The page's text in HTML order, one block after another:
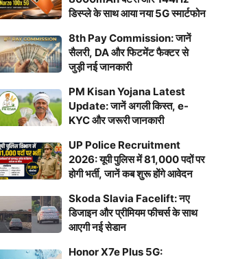
डिस्प्ले के साथ आया नया 5G स्मार्टफोन
8th Pay Commission: जानें
सैलरी, DA और फिटमेंट फैक्टर से
जुड़ी नई जानकारी
PM Kisan Yojana Latest
Update: जानें अगली किस्त, e-
KYC और जरूरी जानकारी
UP Police Recruitment
2026: यूपी पुलिस में 81,000 पदों पर
होगी भर्ती, जानें कब शुरू होंगे आवेदन
Skoda Slavia Facelift: नए
डिजाइन और प्रीमियम फीचर्स के साथ
आएगी नई सेडान
Honor X7e Plus 5G: